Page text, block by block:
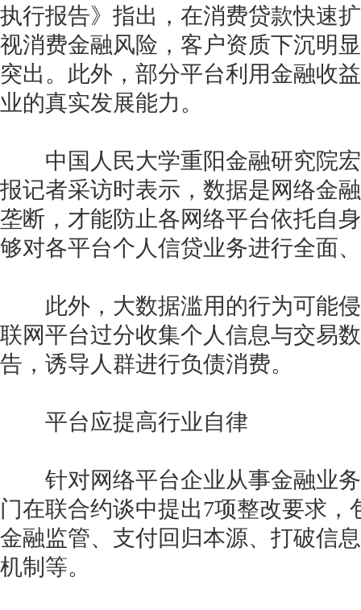
执行报告》指出，在消费贷款快速
视消费金融风险，客户资质下沉明
突出。此外，部分平台利用金融收
业的真实发展能力。
中国人民大学重阳金融研究院宏
报记者采访时表示，数据是网络金
垄断，才能防止各网络平台依托自
够对各平台个人信贷业务进行全面
此外，大数据滥用的行为可能侵
联网平台过分收集个人信息与交易
告，诱导人群进行负债消费。
平台应提高行业自律
针对网络平台企业从事金融业务
门在联合约谈中提出7项整改要求
金融监管、支付回归本源、打破信
机制等。